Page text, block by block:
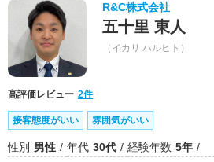
R&C株式会社
五十里 東人
（イカリ ハルヒト）
高評価レビュー 2件
接客態度がいい 雰囲気がいい
性別 男性 年代 30代 経験年数 5年